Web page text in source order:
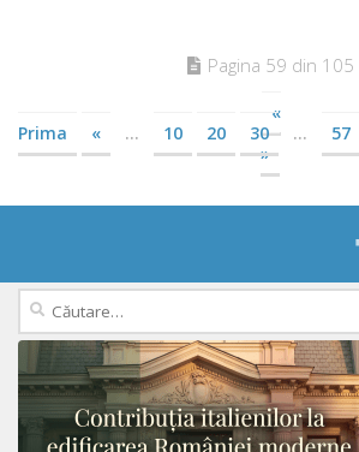
Pagina 59 din 105
«
Prima
« ... 10 20 30 ... 57
»
Caută
după: